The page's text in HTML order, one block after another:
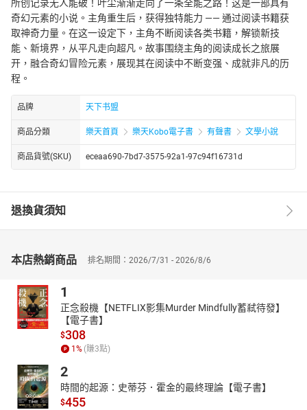
所创记录无人能破！叶尘渐渐走向了一条全能之路！这是一部具有
奇幻元素的小说。主角重生后，获得独特能力 —— 通过阅读书籍获
取神奇力量。在这一设定下，主角不断阅读各类书籍，解锁新技
能、新境界，从平凡走向超凡。故事围绕主角的阅读成长之旅展
开，融合奇幻冒险元素，展现其在阅读中不断变强、成就非凡的历
程。
品牌 天下书盟
商品分類 樂天首頁 樂天Kobo電子書 有聲書 文學小說
商品貨號(SKU) eceaa690-7bd7-3575-92a1-97c94f16731d
退換貨須知
本店熱銷商品 排名期間：2026/7/31 - 2026/8/6
1
正念殺機【NETFLIX影集Murder Mindfully蓄弒待發】
【電子書】
$308
1% (賺3點)
2
時間的起源：史蒂芬．霍金的最終理論【電子書】
$455